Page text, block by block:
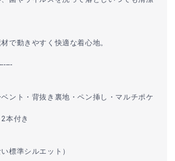
で動きやすく快適な着心地。
ント・背抜き裏地・ペン挿し・マルチポケ
本付き
標準シルエット）